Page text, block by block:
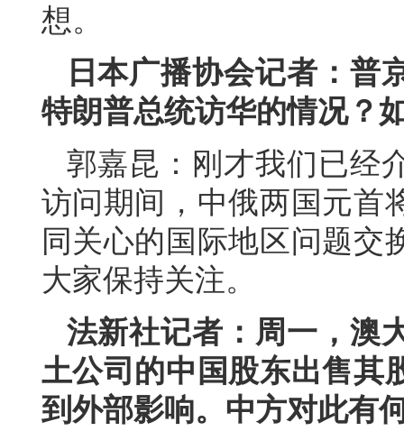
想。
日本广播协会记者：普
特朗普总统访华的情况？
郭嘉昆：刚才我们已经
访问期间，中俄两国元首
同关心的国际地区问题交
大家保持关注。
法新社记者：周一，澳
土公司的中国股东出售其
到外部影响。中方对此有